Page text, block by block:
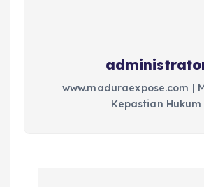
www.maduraexpose.com |
Kepastian Hukum